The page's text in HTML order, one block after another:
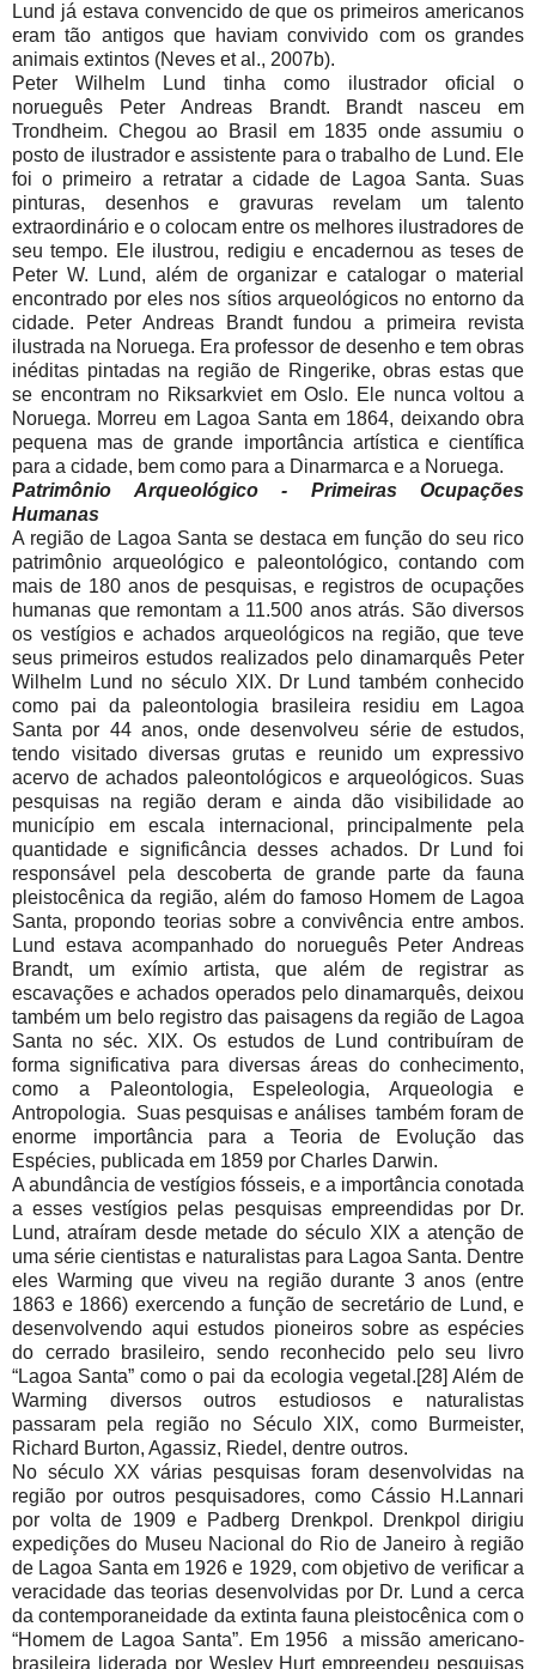
Lund já estava convencido de que os primeiros americanos
eram tão antigos que haviam convivido com os grandes
animais extintos (Neves et al., 2007b).
Peter Wilhelm Lund tinha como ilustrador oficial o
norueguês Peter Andreas Brandt. Brandt nasceu em
Trondheim. Chegou ao Brasil em 1835 onde assumiu o
posto de ilustrador e assistente para o trabalho de Lund. Ele
foi o primeiro a retratar a cidade de Lagoa Santa. Suas
pinturas, desenhos e gravuras revelam um talento
extraordinário e o colocam entre os melhores ilustradores de
seu tempo. Ele ilustrou, redigiu e encadernou as teses de
Peter W. Lund, além de organizar e catalogar o material
encontrado por eles nos sítios arqueológicos no entorno da
cidade. Peter Andreas Brandt fundou a primeira revista
ilustrada na Noruega. Era professor de desenho e tem obras
inéditas pintadas na região de Ringerike, obras estas que
se encontram no Riksarkviet em Oslo. Ele nunca voltou a
Noruega. Morreu em Lagoa Santa em 1864, deixando obra
pequena mas de grande importância artística e científica
para a cidade, bem como para a Dinarmarca e a Noruega.
Patrimônio Arqueológico - Primeiras Ocupações
Humanas
A região de Lagoa Santa se destaca em função do seu rico
patrimônio arqueológico e paleontológico, contando com
mais de 180 anos de pesquisas, e registros de ocupações
humanas que remontam a 11.500 anos atrás. São diversos
os vestígios e achados arqueológicos na região, que teve
seus primeiros estudos realizados pelo dinamarquês Peter
Wilhelm Lund no século XIX. Dr Lund também conhecido
como pai da paleontologia brasileira residiu em Lagoa
Santa por 44 anos, onde desenvolveu série de estudos,
tendo visitado diversas grutas e reunido um expressivo
acervo de achados paleontológicos e arqueológicos. Suas
pesquisas na região deram e ainda dão visibilidade ao
município em escala internacional, principalmente pela
quantidade e significância desses achados. Dr Lund foi
responsável pela descoberta de grande parte da fauna
pleistocênica da região, além do famoso Homem de Lagoa
Santa, propondo teorias sobre a convivência entre ambos.
Lund estava acompanhado do norueguês Peter Andreas
Brandt, um exímio artista, que além de registrar as
escavações e achados operados pelo dinamarquês, deixou
também um belo registro das paisagens da região de Lagoa
Santa no séc. XIX. Os estudos de Lund contribuíram de
forma significativa para diversas áreas do conhecimento,
como a Paleontologia, Espeleologia, Arqueologia e
Antropologia. Suas pesquisas e análises também foram de
enorme importância para a Teoria de Evolução das
Espécies, publicada em 1859 por Charles Darwin.
A abundância de vestígios fósseis, e a importância conotada
a esses vestígios pelas pesquisas empreendidas por Dr.
Lund, atraíram desde metade do século XIX a atenção de
uma série cientistas e naturalistas para Lagoa Santa. Dentre
eles Warming que viveu na região durante 3 anos (entre
1863 e 1866) exercendo a função de secretário de Lund, e
desenvolvendo aqui estudos pioneiros sobre as espécies
do cerrado brasileiro, sendo reconhecido pelo seu livro
“Lagoa Santa” como o pai da ecologia vegetal.[28] Além de
Warming diversos outros estudiosos e naturalistas
passaram pela região no Século XIX, como Burmeister,
Richard Burton, Agassiz, Riedel, dentre outros.
No século XX várias pesquisas foram desenvolvidas na
região por outros pesquisadores, como Cássio H.Lannari
por volta de 1909 e Padberg Drenkpol. Drenkpol dirigiu
expedições do Museu Nacional do Rio de Janeiro à região
de Lagoa Santa em 1926 e 1929, com objetivo de verificar a
veracidade das teorias desenvolvidas por Dr. Lund a cerca
da contemporaneidade da extinta fauna pleistocênica com o
“Homem de Lagoa Santa”. Em 1956 a missão americano-
brasileira liderada por Wesley Hurt empreendeu pesquisas